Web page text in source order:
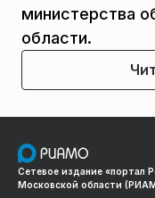
министерства
области.
Сетевое издание «портал
Московской области